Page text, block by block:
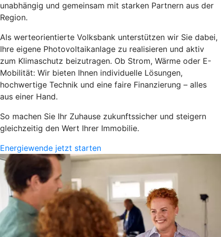
unabhängig und gemeinsam mit starken Partnern aus der
Region.
Als werteorientierte Volksbank unterstützen wir Sie dabei,
Ihre eigene Photovoltaikanlage zu realisieren und aktiv
zum Klimaschutz beizutragen. Ob Strom, Wärme oder E-
Mobilität: Wir bieten Ihnen individuelle Lösungen,
hochwertige Technik und eine faire Finanzierung – alles
aus einer Hand.
So machen Sie Ihr Zuhause zukunftssicher und steigern
gleichzeitig den Wert Ihrer Immobilie.
Energiewende jetzt starten